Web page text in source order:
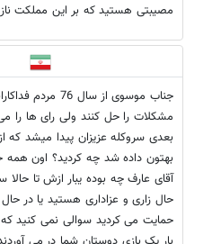
مصیبتی هستید که بر این مملکت
جناب موسوی از
مشکلات را حل کنند ولی رای ها را
بعدی سروکله عزیزان پیدا میشد که
بهتون داده شد چه کردید؟ اون
آقای عارف چه بوده یبار ازش تا
حال زاری و عزاداری هستید یا در
حمایت می کردید سوالی نمی کنید که